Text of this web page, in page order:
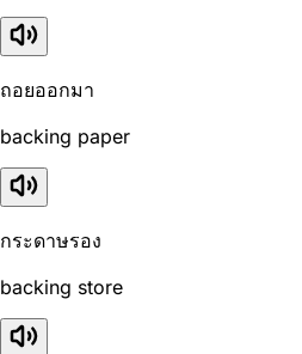
ถอยออกมา
backing paper
กระดาษรอง
backing store